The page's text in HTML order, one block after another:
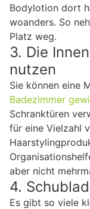
Bodylotion dort
woanders. So
Platz weg.
3. Die
nutzen
Sie können eine
Badezimmer
Schranktüren
für eine Vielzahl
aber nicht
4.
Es gibt so viele